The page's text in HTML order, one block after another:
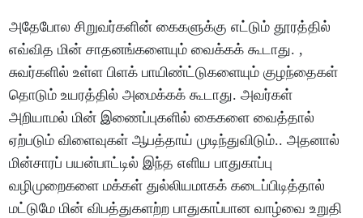
அதேபோல சிறுவர்களின் கைகளுக்கு எட்டும் தூரத்தில்
எவ்வித மின் சாதனங்களையும் வைக்கக் கூடாது. ,
சுவர்களில் உள்ள பிளக் பாயிண்ட்டுகளையும் குழந்தைகள்
தொடும் உயரத்தில் அமைக்கக் கூடாது. அவர்கள்
அறியாமல் மின் இணைப்புகளில் கைகளை வைத்தால்
ஏற்படும் விளைவுகள் ஆபத்தாய் முடிந்துவிடும்.. அதனால்
மின்சாரப் பயன்பாட்டில் இந்த எளிய பாதுகாப்பு
வழிமுறைகளை மக்கள் துல்லியமாகக் கடைப்பிடித்தால்
மட்டுமே மின் விபத்துகளற்ற பாதுகாப்பான வாழ்வை உறுதி